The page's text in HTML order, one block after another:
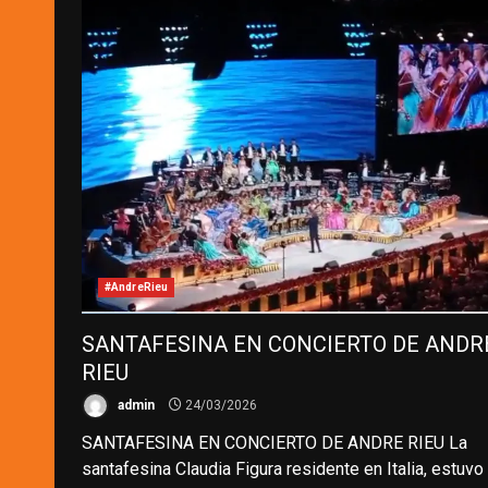
#AndreRieu
SANTAFESINA EN CONCIERTO DE
RIEU
admin 24/03/2026
SANTAFESINA EN CONCIERTO DE ANDRE RIEU La
santafesina Claudia Figura residente en Italia, estuvo